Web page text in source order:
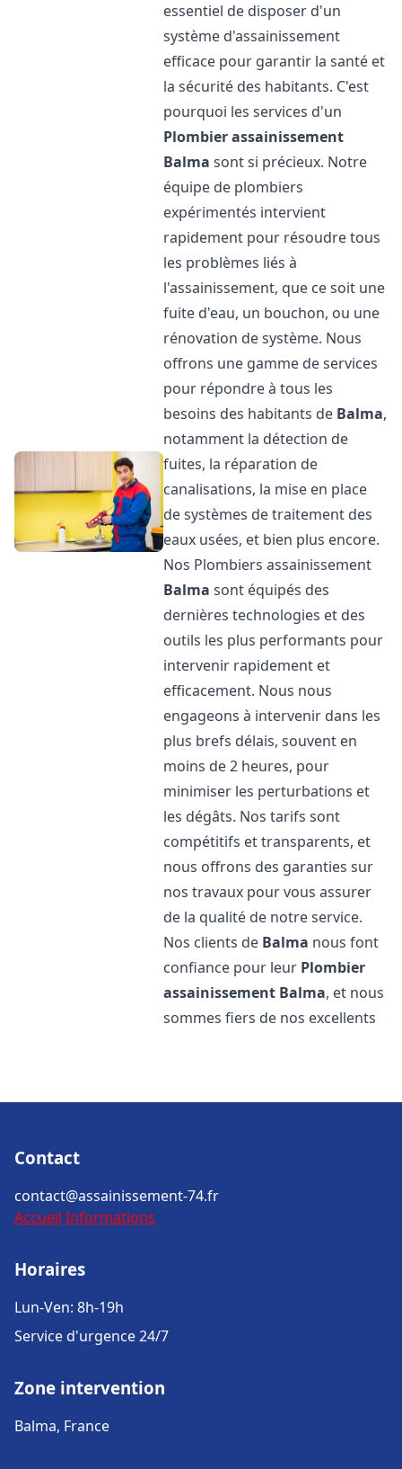
essentiel de disposer d'un
système d'assainissement
efficace pour garantir la santé et
la sécurité des habitants. C'est
pourquoi les services d'un
Plombier assainissement
Balma sont si précieux. Notre
équipe de plombiers
expérimentés intervient
rapidement pour résoudre tous
les problèmes liés à
l'assainissement, que ce soit une
fuite d'eau, un bouchon, ou une
rénovation de système. Nous
offrons une gamme de services
pour répondre à tous les
besoins des habitants de Balma,
notamment la détection de
fuites, la réparation de
canalisations, la mise en place
de systèmes de traitement des
eaux usées, et bien plus encore.
Nos Plombiers assainissement
Balma sont équipés des
dernières technologies et des
outils les plus performants pour
intervenir rapidement et
efficacement. Nous nous
engageons à intervenir dans les
plus brefs délais, souvent en
moins de 2 heures, pour
minimiser les perturbations et
les dégâts. Nos tarifs sont
compétitifs et transparents, et
nous offrons des garanties sur
nos travaux pour vous assurer
de la qualité de notre service.
Nos clients de Balma nous font
confiance pour leur Plombier
assainissement Balma, et nous
sommes fiers de nos excellents
Contact
contact@assainissement-74.fr
Accueil Informations
Horaires
Lun-Ven: 8h-19h
Service d'urgence 24/7
Zone intervention
Balma, France